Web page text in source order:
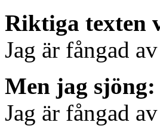
Riktiga texten
Jag är fångad
Men jag sjöng:
Jag är fångad